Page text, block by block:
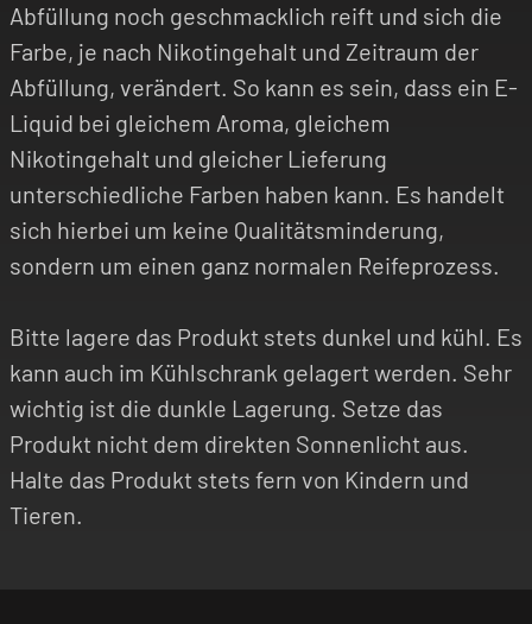
Abfüllung noch geschmacklich reift und sich die
Farbe, je nach Nikotingehalt und Zeitraum der
Abfüllung, verändert. So kann es sein, dass ein E-
Liquid bei gleichem Aroma, gleichem
Nikotingehalt und gleicher Lieferung
unterschiedliche Farben haben kann. Es handelt
sich hierbei um keine Qualitätsminderung,
sondern um einen ganz normalen Reifeprozess.
Bitte lagere das Produkt stets dunkel und kühl. Es
kann auch im Kühlschrank gelagert werden. Sehr
wichtig ist die dunkle Lagerung. Setze das
Produkt nicht dem direkten Sonnenlicht aus.
Halte das Produkt stets fern von Kindern und
Tieren.